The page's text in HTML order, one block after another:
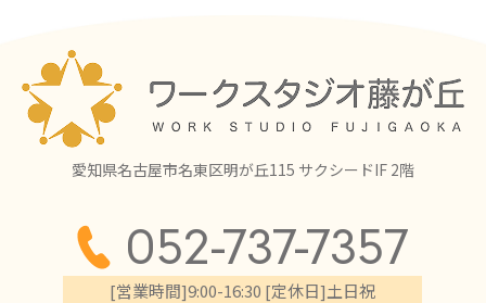
愛知県名古屋市名東区明が丘115 サクシードIF 2階
052-737-7357
[営業時間]9:00-16:30 [定休日]土日祝